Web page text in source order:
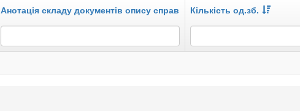
Анотація складу документів опису справ Кількість од.зб.